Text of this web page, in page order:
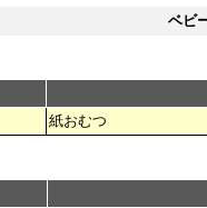
ベビ
紙おむつ